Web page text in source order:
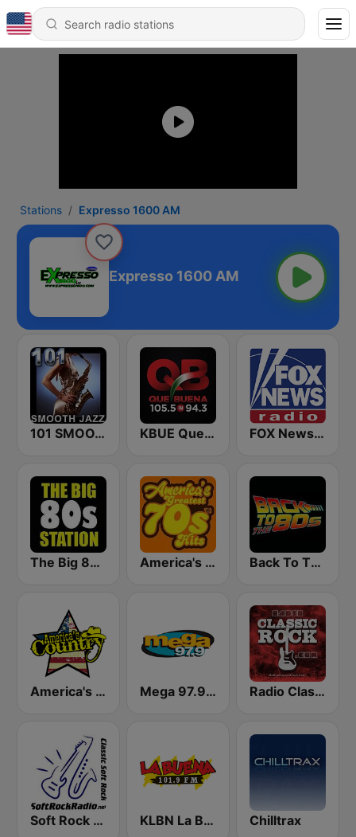
Stations Expresso 1600 AM
Expresso 1600 AM
101 SMOOTH JAZZ KBUE Que Buena 105.5 / 94.3 FM (US Only) FOX News Radio
The Big 80s Station America's Greatest 70s Hits Back To The 80's Radio
America's Country Mega 97.9 FM Radio Classic Rock
Soft Rock Radio KLBN La Buena 101.9 FM Chilltrax